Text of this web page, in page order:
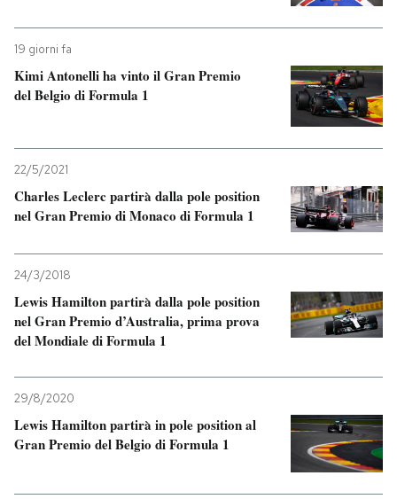
19 giorni fa
Kimi Antonelli ha vinto il Gran Premio
del Belgio di Formula 1
22/5/2021
Charles Leclerc partirà dalla pole position
nel Gran Premio di Monaco di Formula 1
24/3/2018
Lewis Hamilton partirà dalla pole position
nel Gran Premio d’Australia, prima prova
del Mondiale di Formula 1
29/8/2020
Lewis Hamilton partirà in pole position al
Gran Premio del Belgio di Formula 1